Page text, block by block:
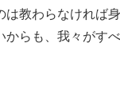
教わらなければ
らも、我々がす